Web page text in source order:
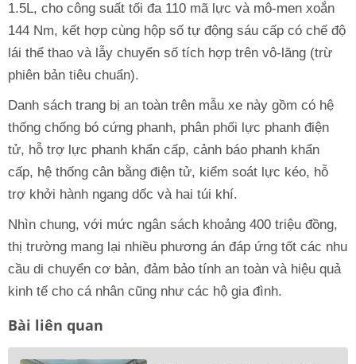
1.5L, cho công suất tối đa 110 mã lực và mô-men xoắn
144 Nm, kết hợp cùng hộp số tự động sáu cấp có chế độ
lái thể thao và lẫy chuyển số tích hợp trên vô-lăng (trừ
phiên bản tiêu chuẩn).
Danh sách trang bị an toàn trên mẫu xe này gồm có hệ
thống chống bó cứng phanh, phân phối lực phanh điện
tử, hỗ trợ lực phanh khẩn cấp, cảnh báo phanh khẩn
cấp, hệ thống cân bằng điện tử, kiểm soát lực kéo, hỗ
trợ khởi hành ngang dốc và hai túi khí.
Nhìn chung, với mức ngân sách khoảng 400 triệu đồng,
thị trường mang lại nhiều phương án đáp ứng tốt các nhu
cầu di chuyển cơ bản, đảm bảo tính an toàn và hiệu quả
kinh tế cho cá nhân cũng như các hộ gia đình.
Bài liên quan